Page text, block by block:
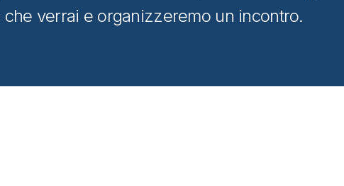
che verrai e organizzeremo un incontro.